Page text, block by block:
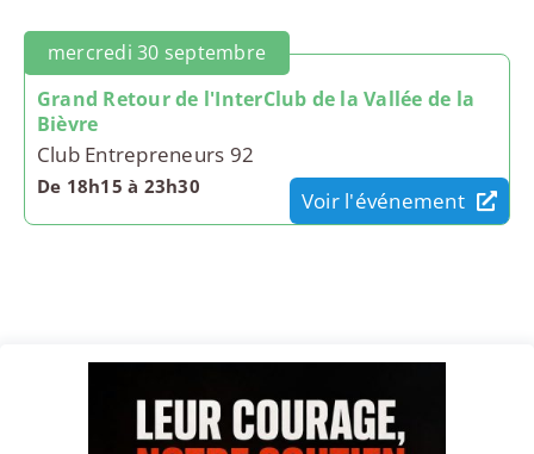
mercredi 30 septembre
Grand Retour de l'InterClub de la Vallée de la
Bièvre
Club Entrepreneurs 92
De 18h15 à 23h30
Voir l'événement